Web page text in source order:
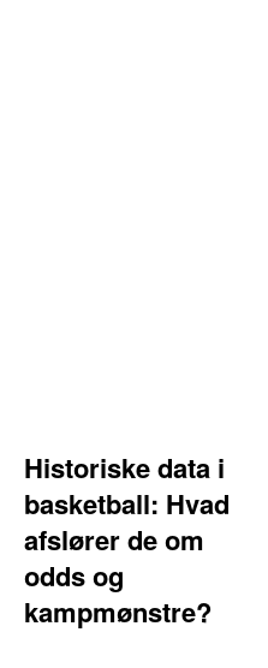
Historiske data i
basketball: Hvad
afslører de om
odds og
kampmønstre?